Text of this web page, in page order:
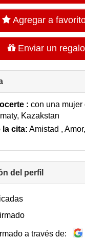
Agregar a
Enviar un regalo
to
collapse
contents
:con una mujer
Kazakstan
la cita: Amistad ,
del perfil
to
a través de: